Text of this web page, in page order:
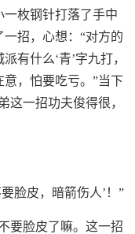
枚钢针打落了手中
招，心想：“对方的
有什么‘青’字九打，
，怕要吃亏。”当下
这一招功夫俊得很，
脸皮，暗箭伤人’！”
要脸皮了嘛。这一招